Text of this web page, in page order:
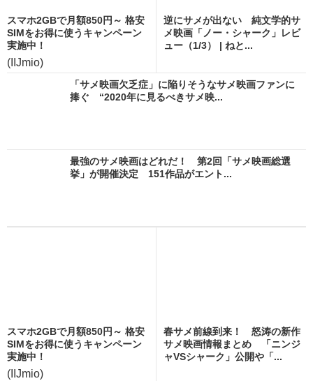
スマホ2GBで月額850円～ 格安
SIMをお得に使うキャンペーン
実施中！
(IIJmio)
逆にサメが出ない 純文学的サ
メ映画「ノー・シャーク」レビ
ュー（1/3） | ねと...
「サメ映画欠乏症」に陥りそうなサメ映画ファンに
捧ぐ “2020年に見るべきサメ映...
最強のサメ映画はどれだ！ 第2回「サメ映画総選
挙」が開催決定 151作品がエント...
スマホ2GBで月額850円～ 格安
SIMをお得に使うキャンペーン
実施中！
(IIJmio)
春サメ前線到来！ 怒涛の新作
サメ映画情報まとめ 「ニンジ
ャVSシャーク」公開や「...